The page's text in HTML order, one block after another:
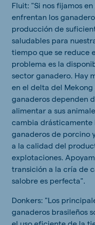
Fluit: "Si nos fijamos
enfrentan los
producción de
saludables para
tiempo que se reduce
problema es la
sector ganadero. Hay
en el delta del
ganaderos dependen
alimentar a sus
cambia drásticamente
ganaderos de porcino
a la calidad del
explotaciones.
transición a la cría de
salobre es perfecta".
Donkers: "Los
ganaderos brasileños